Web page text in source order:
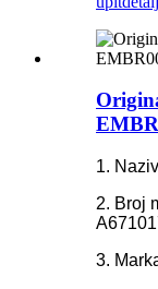
1.
2. Broj
3.